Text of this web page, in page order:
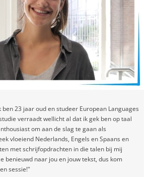
ben 23 jaar oud en studeer European Languages
verraadt wellicht al dat ik gek ben op taal
om aan de slag te gaan als
vloeiend Nederlands, Engels en Spaans en
met schrijfopdrachten in die talen bij mij
benieuwd naar jou en jouw tekst, dus kom
sessie!"